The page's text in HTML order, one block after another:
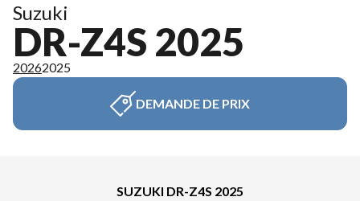
Suzuki
DR-Z4S 2025
20262025
DEMANDE DE PRIX
SUZUKI DR-Z4S 2025